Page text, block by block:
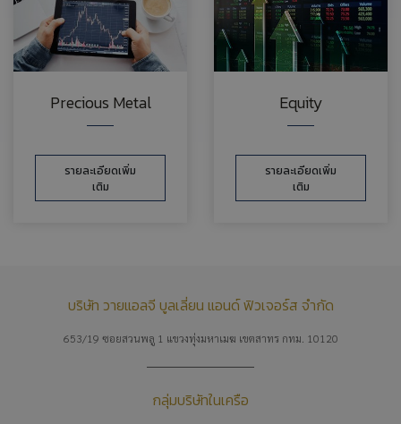
Precious Metal
รายละเอียดเพิ่ม
เติม
Equity
รายละเอียดเพิ่ม
เติม
บริษัท วายแอลจี บูลเลี่ยน แอนด์ ฟิวเจอร์ส จำกัด
653/19 ซอยสวนพลู 1 แขวงทุ่งมหาเมฆ เขตสาทร กทม. 10120
กลุ่มบริษัทในเครือ